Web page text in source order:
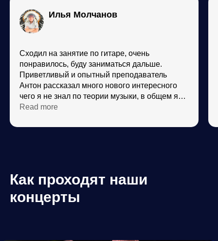
Илья Молчанов
Сходил на занятие по гитаре, очень
понравилось, буду заниматься дальше.
Приветливый и опытный преподаватель
Антон рассказал много нового интересного
чего я не знал по теории музыки, в общем я
что хотел получил. Понравился зал для
комбики и все дела. Преподаватели
очень очень приятная! Рекомендую
однозначно!
Read more
Как проходят наши
концерты